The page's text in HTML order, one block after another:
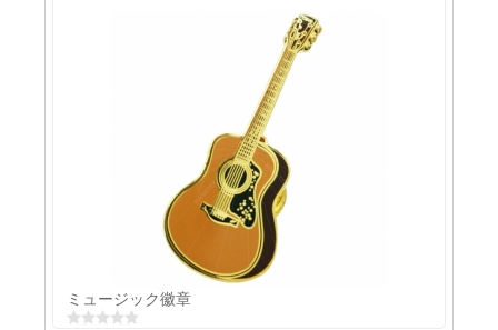
ミュージック徽章